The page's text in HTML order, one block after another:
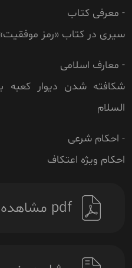
- معرفی کتاب
سیری در کتاب «رمز
- معارف اسلامی
شکافته شدن دیوار کعبه
السلام
- احکام شرعی
احکام ویژه اعتکاف
pdf مشاهده نسخه